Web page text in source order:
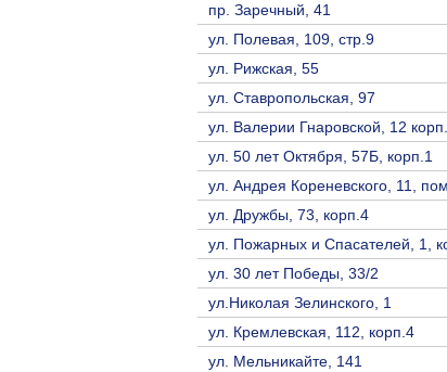
пр. Заречный, 41
ул. Полевая, 109, стр.9
ул. Рижская, 55
ул. Ставропольская, 97
ул. Валерии Гнаровской, 12
ул. 50 лет Октября, 57Б, корп.1
ул. Андрея Кореневского, 11,
ул. Дружбы, 73, корп.4
ул. Пожарных и Спасателей, 1,
ул. 30 лет Победы, 33/2
ул.Николая Зелинского, 1
ул. Кремлевская, 112, корп.4
ул. Мельникайте, 141